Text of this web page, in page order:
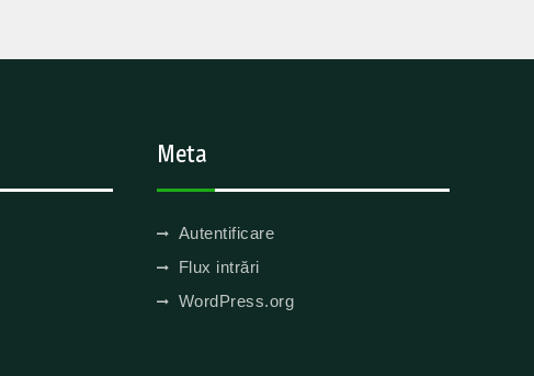
Meta
Autentificare
Flux intrări
WordPress.org